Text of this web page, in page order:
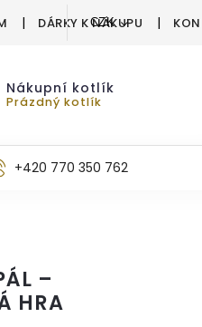
DÁRKY K NÁKUPU
CZK
Nákupní kotlík
Prázdný kotlík
+420 770 350 762
–
HRA